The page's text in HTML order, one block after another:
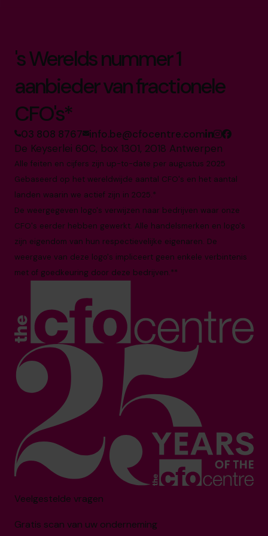
's Werelds nummer 1
aanbieder van fractionele
CFO's*
03 808 8767 info.be@cfocentre.com
De Keyserlei 60C, box 1301, 2018 Antwerpen
Alle feiten en cijfers zijn up-to-date per augustus 2025
Gebaseerd op het wereldwijde aantal CFO's en het aantal
landen waarin we actief zijn in 2025.*
De weergegeven logo's verwijzen naar bedrijven waar onze
CFO's eerder hebben gewerkt. Alle handelsmerken en logo's
zijn eigendom van hun respectievelijke eigenaren. De
weergave van deze logo's impliceert geen enkele verbintenis
met of goedkeuring door deze bedrijven.**
Veelgestelde vragen
Gratis scan van uw onderneming